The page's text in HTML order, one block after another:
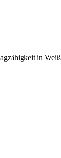
in Weiß